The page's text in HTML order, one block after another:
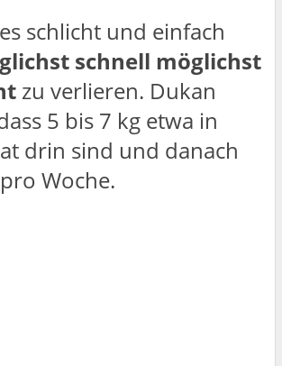
schlicht und einfach
schnell möglichst
zu verlieren. Dukan
5 bis 7 kg etwa in
drin sind und danach
Woche.